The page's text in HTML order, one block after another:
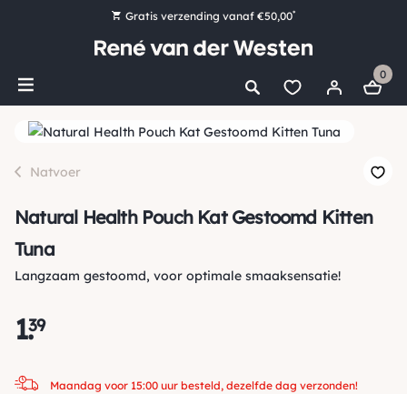
Gratis verzending vanaf €50,00*
Bestel nu, betaal later met Klarna
Ruim 16.000 artikelen op voorraad
0
Natvoer
Natural Health Pouch Kat Gestoomd Kitten
Tuna
Langzaam gestoomd, voor optimale smaaksensatie!
1.
39
Maandag voor 15:00 uur besteld, dezelfde dag verzonden!